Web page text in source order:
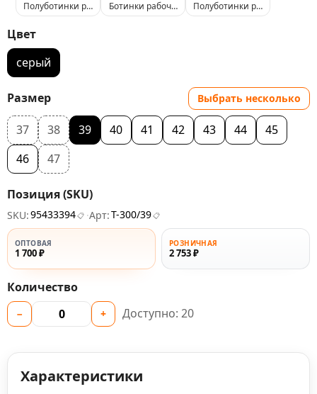
Полуботинки рабочие демисезонные с металлическим подноском
Ботинки рабочие демисезонные без подноска
Полуботинки рабочие
Цвет
серый
Размер Выбрать несколько
37 38 39 40 41 42 43 44
45
46
47
Позиция (SKU)
SKU:95433394📋 ·Арт:Т-300/39📋
ОПТОВАЯ
1 700 ₽
РОЗНИЧНАЯ
2 753 ₽
Количество
− + Доступно: 20
Характеристики